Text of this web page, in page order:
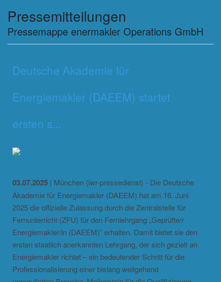
Pressemitteilungen
Pressemappe enermakler Operations GmbH
Deutsche Akademie für
Energiemakler (DAEEM) startet
ersten s...
03.07.2025 | München (iwr-pressedienst) - Die Deutsche
Akademie für Energiemakler (DAEEM) hat am 16. Juni
2025 die offizielle Zulassung durch die Zentralstelle für
Fernunterricht (ZFU) für den Fernlehrgang „Geprüfte/r
Energiemakler/in (DAEEM)” erhalten. Damit bietet sie den
ersten staatlich anerkannten Lehrgang, der sich gezielt an
Energiemakler richtet – ein bedeutender Schritt für die
Professionalisierung einer bislang weitgehend